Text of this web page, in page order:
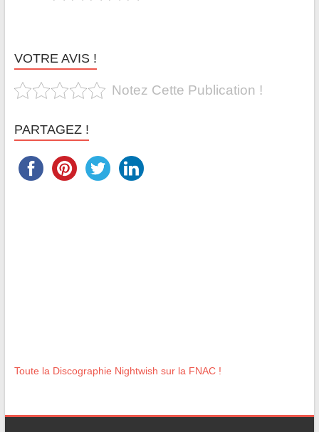
VOTRE AVIS !
Notez Cette Publication !
PARTAGEZ !
Toute la Discographie Nightwish sur la FNAC !